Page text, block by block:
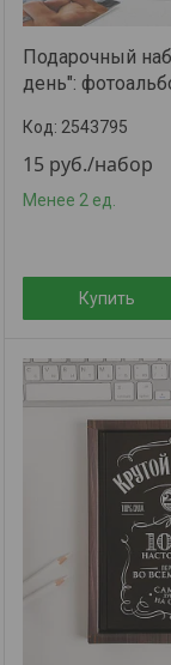
Подарочный
день":
2543795
15 руб./набор
Менее 2 ед.
Купить